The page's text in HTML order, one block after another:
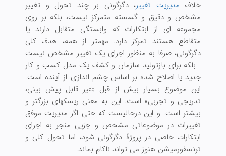
خلاف مدیریت تغییر، دگرگونی بر چند تحول و تغییر
مشخص و دقیق و گسسته متمرکز نیست، بلکه بر روی
مجموعه ای از ابتکارات که وابستگی متقابل دارند یا
متقاطع هستند تمرکز دارد. مهمتر از همه، هدف کلی
دگرگونی، صرفا به منظور اجرای یک تغییر مشخص نیست
- بلکه برای بازتولید سازمان و کشف یک مدل کسب و کار
جدید یا اصلاح شده بر اساس چشم اندازی از آینده است.
این موضوع بسیار بیش از قبل «غیر قابل پیش بینی،
تدریجی و تجربی» است. این به معنی ریسکهای بزرگتر و
بیشتر است. و این درحالیست که حتی اگر مدیریت موفق
تغییرات در موضوعاتی مشخص و جزیی منجر به اجرای
ابتکارات خاصی در پروژۀ دگرگونی شود، اما تحول کلی و
ترنسفورمیشن هنوز می تواند ناکام بماند.